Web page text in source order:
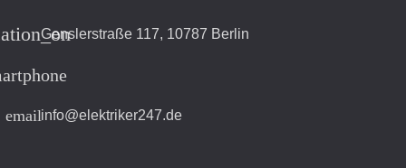
Genslerstraße 117, 10787 Berlin
emailinfo@elektriker247.de